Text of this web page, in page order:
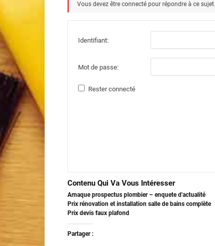
Vous devez être connecté pour répondre à ce sujet.
Identifiant:
Mot de passe:
Rester connecté
Contenu Qui Va Vous Intéresser
Arnaque prospectus plombier – enquete d'actualité
Prix rénovation et installation salle de bains complète
Prix devis faux plafond
Partager :